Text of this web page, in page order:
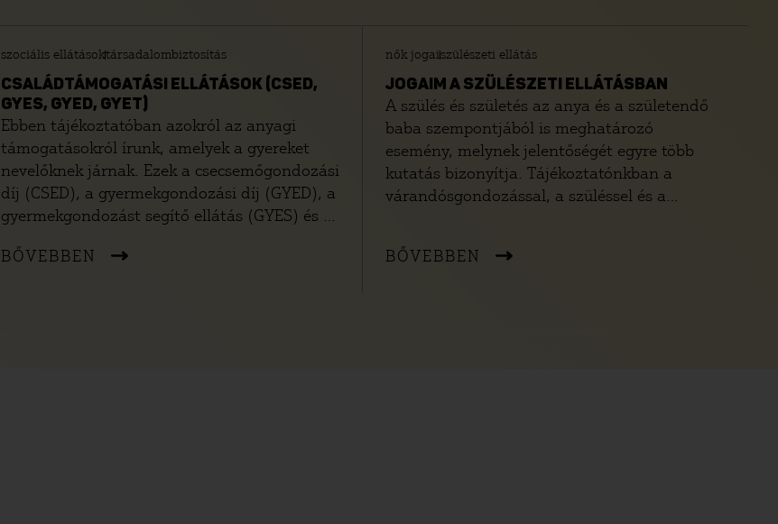
szociális ellátásoktársadalombiztosítás
CSALÁDTÁMOGATÁSI ELLÁTÁSOK (CSED,
GYES, GYED, GYET)
Ebben tájékoztatóban azokról az anyagi
támogatásokról írunk, amelyek a gyereket
nevelőknek járnak. Ezek a csecsemőgondozási
díj (CSED), a gyermekgondozási díj (GYED), a
gyermekgondozást segítő ellátás (GYES) és a
hogy ezek a támogatások nem egyszerre,
BŐVEBBEN
nők jogaiszülészeti ellátás
JOGAIM A SZÜLÉSZETI ELLÁTÁSBAN
A szülés és születés az anya és a születendő
baba szempontjából is meghatározó
esemény, melynek jelentőségét egyre több
kutatás bizonyítja. Tájékoztatónkban a
várandósgondozással, a szüléssel és a
iránymutatásokat gyűjtöttük össze.
BŐVEBBEN